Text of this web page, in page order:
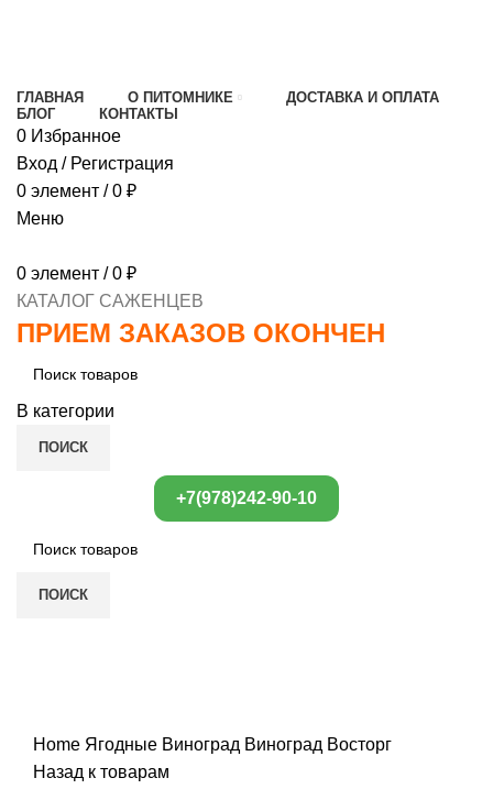
ГЛАВНАЯ О ПИТОМНИКЕ
ДОСТАВКА И ОПЛАТА
БЛОГ
КОНТАКТЫ
0 Избранное
Вход / Регистрация
0 элемент / 0 ₽
Меню
0 элемент / 0 ₽
КАТАЛОГ САЖЕНЦЕВ
ПРИЕМ ЗАКАЗОВ ОКОНЧЕН
В категории
ПОИСК
+7(978)242-90-10
ПОИСК
Home Ягодные Виноград Виноград Восторг
Назад к товарам